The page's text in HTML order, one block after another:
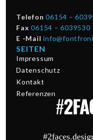
Telefon 06154 –
Fax 06154 – 6039530
E -Mail
SEITEN
Impressum
Datenschutz
Kontakt
Referenzen